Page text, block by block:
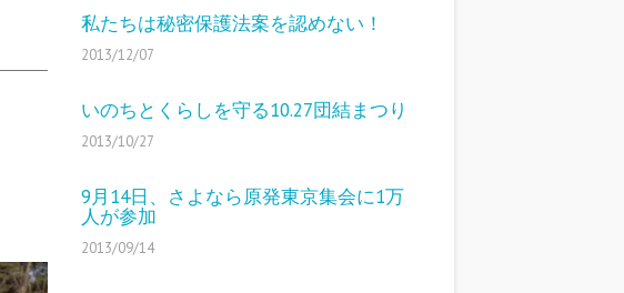
私たちは秘密保護法案を認めない！
2013/12/07
いのちとくらしを守る10.27団結まつり
2013/10/27
9月14日、さよなら原発東京集会に1万
人が参加
2013/09/14